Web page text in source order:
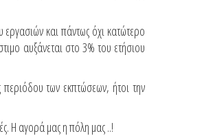
και πάντως όχι κατώτερο
αυξάνεται στο 3% του ετήσιου
των εκπτώσεων, ήτοι την
Η αγορά μας η πόλη μας ..!